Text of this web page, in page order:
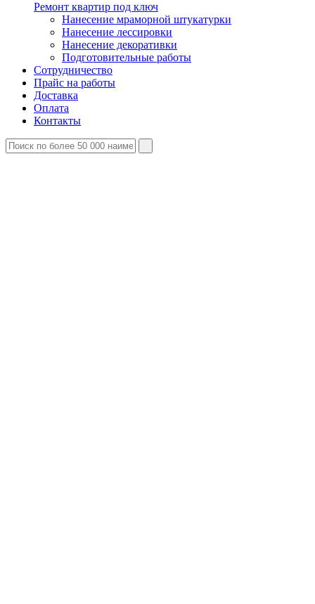
Ремонт квартир под ключ
Нанесение мраморной штукатурки
Нанесение лессировки
Нанесение декоративки
Подготовительные работы
Сотрудничество
Прайс на работы
Доставка
Оплата
Контакты